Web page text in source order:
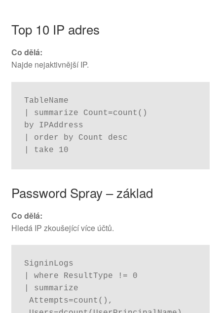
Top 10 IP adres
Co dělá:
Najde nejaktivnější IP.
TableName
| summarize Count=count()
by IPAddress
| order by Count desc
| take 10
Password Spray – základ
Co dělá:
Hledá IP zkoušející více účtů.
SigninLogs
| where ResultType != 0
| summarize